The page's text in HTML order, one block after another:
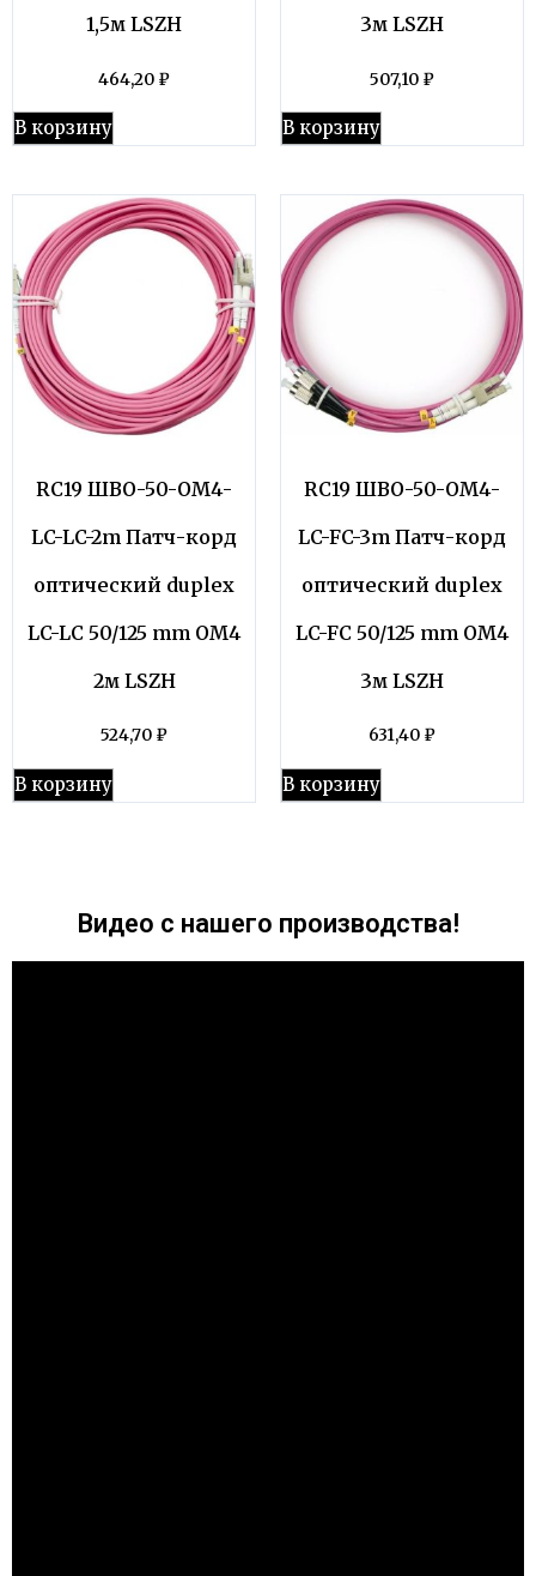
1,5м LSZH
464,20 ₽
В корзину
3м LSZH
507,10 ₽
В корзину
RC19 ШВО-50-OM4-
LC-LC-2m Патч-корд
оптический duplex
LC-LC 50/125 mm OM4
2м LSZH
524,70 ₽
В корзину
RC19 ШВО-50-OM4-
LC-FC-3m Патч-корд
оптический duplex
LC-FC 50/125 mm OM4
3м LSZH
631,40 ₽
В корзину
Видео с нашего производства!